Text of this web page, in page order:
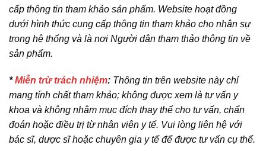
cấp thông tin tham khảo sản phẩm. Website hoạt đồng
dưới hình thức cung cấp thông tin tham khảo cho nhân sự
trong hệ thống và là nơi Người dân tham thảo thông tin về
sản phẩm.
*Miễn trừ trách nhiệm: Thông tin trên website này chỉ
mang tính chất tham khảo; không được xem là tư vấn y
khoa và không nhằm mục đích thay thế cho tư vấn, chẩn
đoán hoặc điều trị từ nhân viên y tế. Vui lòng liên hệ với
bác sĩ, dược sĩ hoặc chuyên gia y tế để được tư vấn cụ thể.